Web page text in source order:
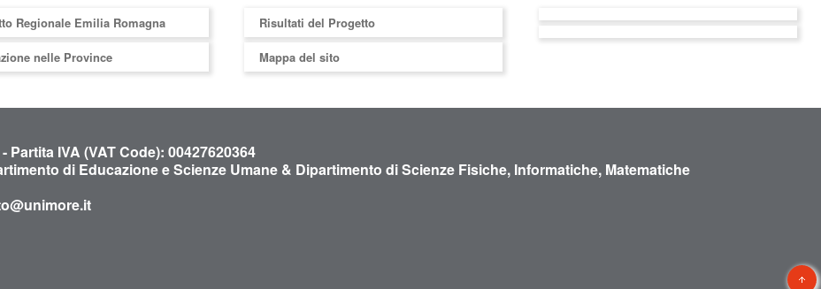
Regionale Emilia Romagna
nelle Province
Risultati del Progetto
Mappa del sito
IVA (VAT Code): 00427620364
di Educazione e Scienze Umane & Dipartimento di Scienze Fisiche, Informatiche, Matematiche